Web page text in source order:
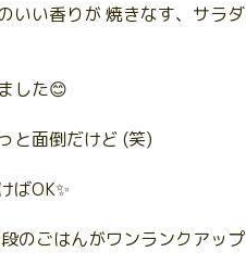
いい香りが 焼きなす、サラ
した😊
と面倒だけど (笑)
ばOK✨
のごはんがワンランクアップ